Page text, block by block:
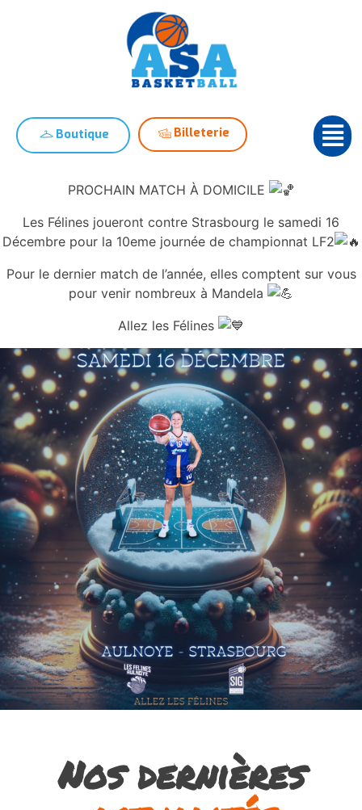
Boutique Billeterie
PROCHAIN MATCH À DOMICILE
Les Félines joueront contre Strasbourg le samedi 16
Décembre pour la 10eme journée de championnat LF2
Pour le dernier match de l’année, elles comptent sur vous
pour venir nombreux à Mandela
Allez les Félines
Nos dernières